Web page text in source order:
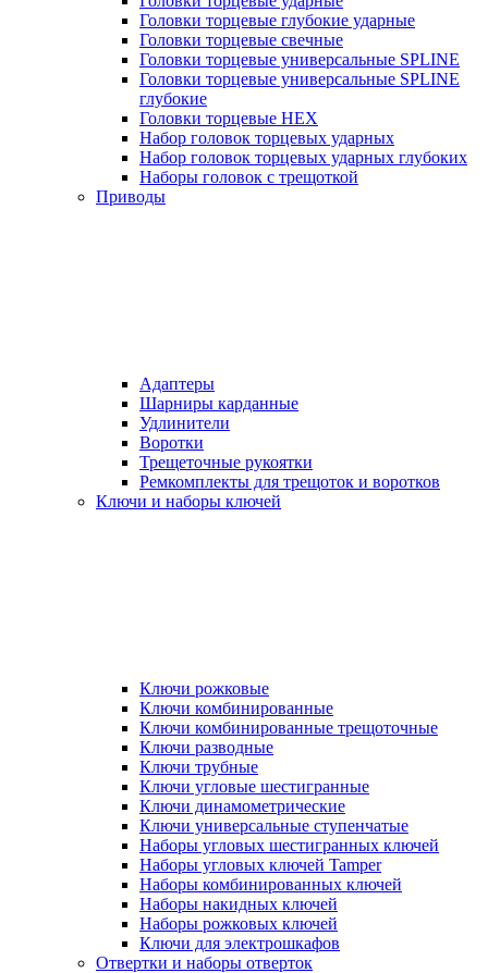
Головки торцевые глубокие ударные
Головки торцевые свечные
Головки торцевые универсальные SPLINE
Головки торцевые универсальные SPLINE
глубокие
Головки торцевые HEX
Набор головок торцевых ударных
Набор головок торцевых ударных глубоких
Наборы головок с трещоткой
Приводы
Адаптеры
Шарниры карданные
Удлинители
Воротки
Трещеточные рукоятки
Ремкомплекты для трещоток и воротков
Ключи и наборы ключей
Ключи рожковые
Ключи комбинированные
Ключи комбинированные трещоточные
Ключи разводные
Ключи трубные
Ключи угловые шестигранные
Ключи динамометрические
Ключи универсальные ступенчатые
Наборы угловых шестигранных ключей
Наборы угловых ключей Tamper
Наборы комбинированных ключей
Наборы накидных ключей
Наборы рожковых ключей
Ключи для электрошкафов
Отвертки и наборы отверток